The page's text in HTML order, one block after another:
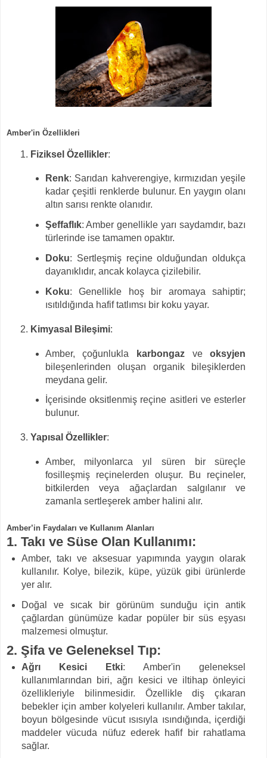
Amber'in Özellikleri
Fiziksel Özellikler:
Renk: Sarıdan kahverengiye, kırmızıdan yeşile
kadar çeşitli renklerde bulunur. En yaygın olanı
altın sarısı renkte olanıdır.
Şeffaflık: Amber genellikle yarı saydamdır, bazı
türlerinde ise tamamen opaktır.
Doku: Sertleşmiş reçine olduğundan oldukça
dayanıklıdır, ancak kolayca çizilebilir.
Koku: Genellikle hoş bir aromaya sahiptir;
ısıtıldığında hafif tatlımsı bir koku yayar.
Kimyasal Bileşimi:
Amber, çoğunlukla karbongaz veoksyjen
bileşenlerinden oluşan organik bileşiklerden
meydana gelir.
İçerisinde oksitlenmiş reçine asitleri ve esterler
bulunur.
Yapısal Özellikler:
Amber, milyonlarca yıl süren bir süreçle
fosilleşmiş reçinelerden oluşur. Bu reçineler,
bitkilerden veya ağaçlardan salgılanır ve
zamanla sertleşerek amber halini alır.
Amber’in Faydaları ve Kullanım Alanları
1. Takı ve Süse Olan Kullanımı:
Amber, takı ve aksesuar yapımında yaygın olarak
kullanılır. Kolye, bilezik, küpe, yüzük gibi ürünlerde
yer alır.
Doğal ve sıcak bir görünüm sunduğu için antik
çağlardan günümüze kadar popüler bir süs eşyası
malzemesi olmuştur.
2. Şifa ve Geleneksel Tıp:
Ağrı Kesici Etki: Amber'in geleneksel
kullanımlarından biri, ağrı kesici ve iltihap önleyici
özellikleriyle bilinmesidir. Özellikle diş çıkaran
bebekler için amber kolyeleri kullanılır. Amber takılar,
boyun bölgesinde vücut ısısıyla ısındığında, içerdiği
maddeler vücuda nüfuz ederek hafif bir rahatlama
sağlar.